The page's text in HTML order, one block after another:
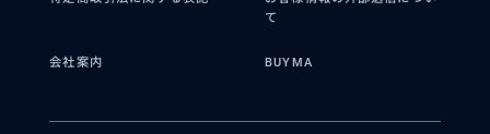
て
会社案内 BUYMA